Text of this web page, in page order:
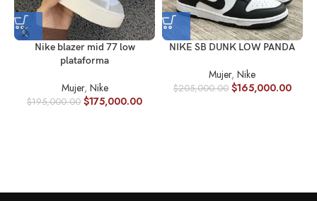
Nike blazer mid 77 low
plataforma
Mujer, Nike
$195,000.00 $175,000.00
NIKE SB DUNK LOW PANDA
Mujer,Nike
$205,000.00 $165,000.00